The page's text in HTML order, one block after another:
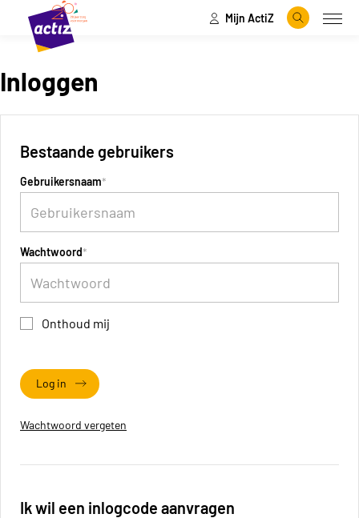
Naar hoofdinhoud
Naar menu Mijn ActiZ
Zoeken
Inloggen
Bestaande gebruikers
Gebruikersnaam
Wachtwoord
Onthoud mij
Log in
Wachtwoord vergeten
Ik wil een inlogcode aanvragen